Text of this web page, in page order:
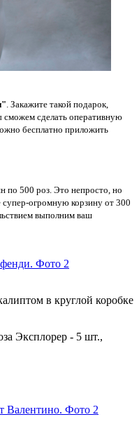
. Закажите такой подарок,
сделать оперативную
бесплатно приложить
по 500 роз. Это непросто, но
супер-огромную корзину от 300
выполним ваш
в круглой коробке
Эксплорер - 5 шт.,